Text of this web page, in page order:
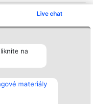
Live chat
na
materiály
Kontakt